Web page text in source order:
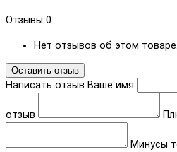
Отзывы 0
Нет отзывов об этом товаре.
Оставить отзыв
Написать отзыв Ваше имя
отзыв
Минусы